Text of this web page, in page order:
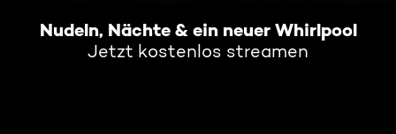
Nudeln, Nächte & ein neuer Whirlpool
Jetzt kostenlos streamen